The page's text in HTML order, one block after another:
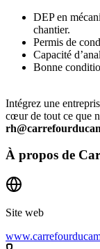
DEP en
chantier.
Permis de
Capacité
Bonne
Intégrez une
cœur de tout ce que
À propos de
Site web